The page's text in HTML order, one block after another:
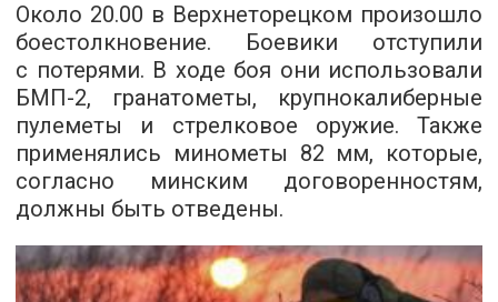
Около 20.00 в Верхнеторецком произошло
боестолкновение. Боевики отступили
с потерями. В ходе боя они использовали
БМП-2, гранатометы, крупнокалиберные
пулеметы и стрелковое оружие. Также
применялись минометы 82 мм, которые,
согласно минским договоренностям,
должны быть отведены.